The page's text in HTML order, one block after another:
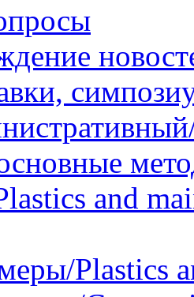
and
Plastics